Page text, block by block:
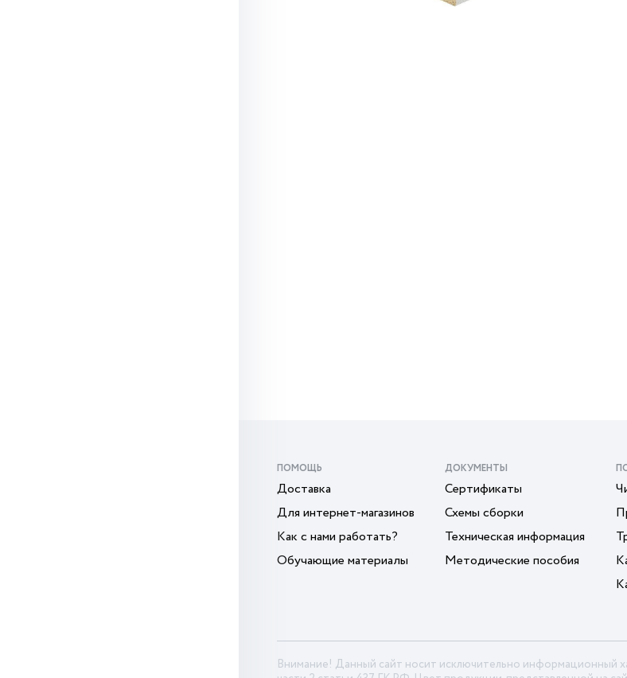
ПОМОЩЬ
Доставка
Для интернет-магазинов
Как с нами работать?
Обучающие материалы
ДОКУМЕНТЫ
Сертификаты
Схемы сборки
Техническая информация
Методические пособия
Внимание! Данный сайт носит исключительно информационный